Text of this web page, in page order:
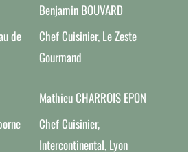
de
Benjamin BOUVARD
Chef Cuisinier, Le Zeste
Gourmand
Mathieu CHARROIS EPON
Chef Cuisinier,
Intercontinental, Lyon